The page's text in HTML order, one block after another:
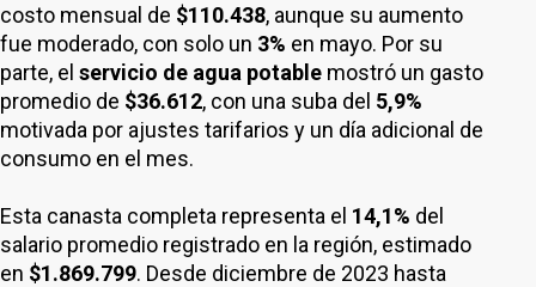
costo mensual de $110.438, aunque su aumento
fue moderado, con solo un 3% en mayo. Por su
parte, el servicio de agua potable mostró un gasto
promedio de $36.612, con una suba del 5,9%
motivada por ajustes tarifarios y un día adicional de
consumo en el mes.
Esta canasta completa representa el 14,1% del
salario promedio registrado en la región, estimado
en $1.869.799. Desde diciembre de 2023 hasta